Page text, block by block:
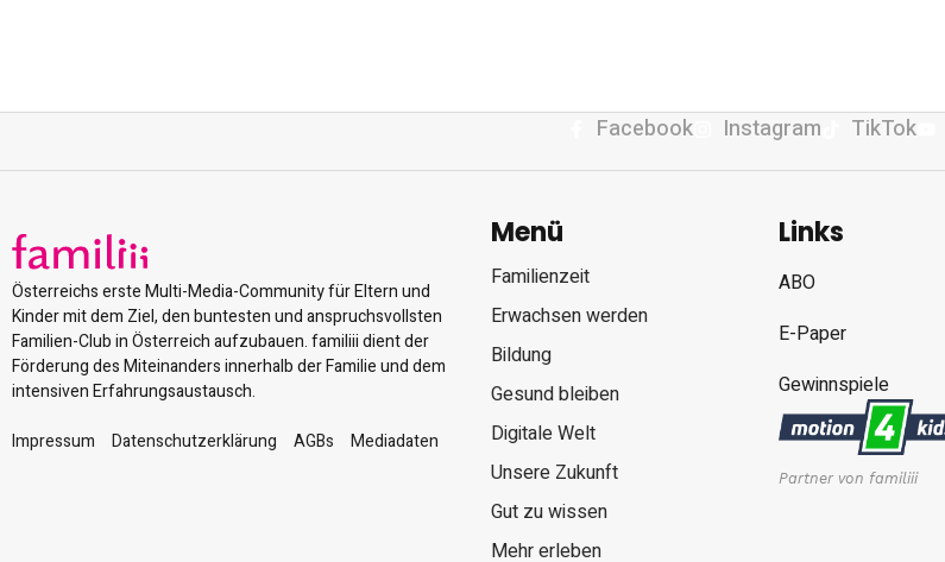
Facebook Instagram TikTok
Österreichs erste Multi-Media-Community für Eltern und
Kinder mit dem Ziel, den buntesten und anspruchsvollsten
Familien-Club in Österreich aufzubauen. familiii dient der
Förderung des Miteinanders innerhalb der Familie und dem
intensiven Erfahrungsaustausch.
Impressum
Datenschutzerklärung AGBs Mediadaten
Menü
Familienzeit
Erwachsen werden
Bildung
Gesund bleiben
Digitale Welt
Unsere Zukunft
Gut zu wissen
Mehr erleben
Links
ABO
E-Paper
Gewinnspiele
Partner von familiii